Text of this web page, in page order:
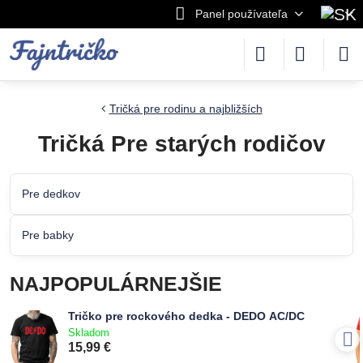
Panel používateľa
Tričká pre rodinu a najbližších
Tričká Pre starých rodičov
Pre dedkov
Pre babky
NAJPOPULÁRNEJŠIE
Tričko pre rockového dedka - DEDO AC/DC
Skladom
15,99 €